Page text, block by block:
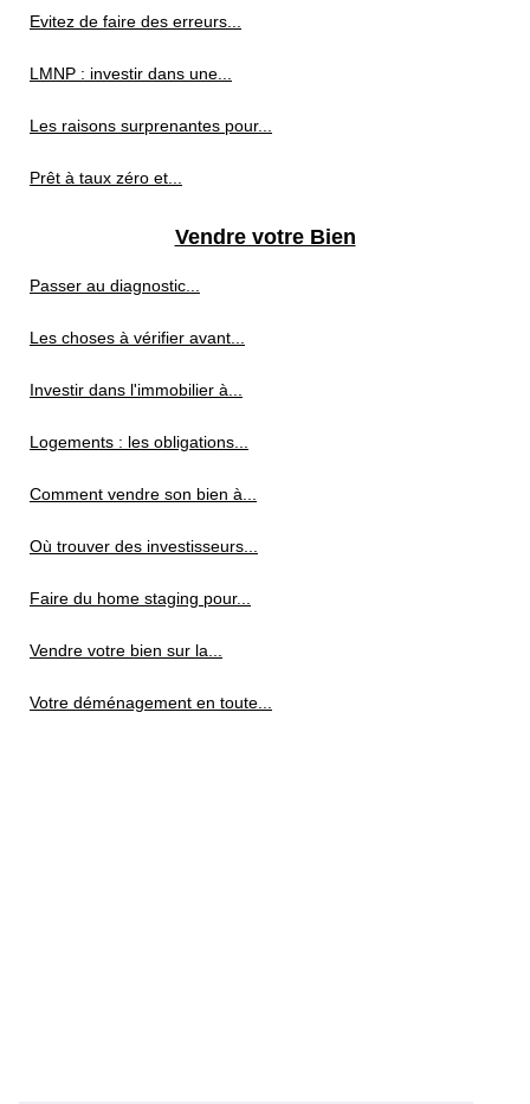
Evitez de faire des erreurs...
LMNP : investir dans une...
Les raisons surprenantes pour...
Prêt à taux zéro et...
Vendre votre Bien
Passer au diagnostic...
Les choses à vérifier avant...
Investir dans l'immobilier à...
Logements : les obligations...
Comment vendre son bien à...
Où trouver des investisseurs...
Faire du home staging pour...
Vendre votre bien sur la...
Votre déménagement en toute...